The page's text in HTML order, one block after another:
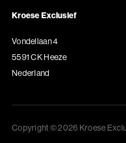
Kroese Exclusief
Vondellaan 4
5591 CK Heeze
Nederland
Copyright © 2026 Kroese